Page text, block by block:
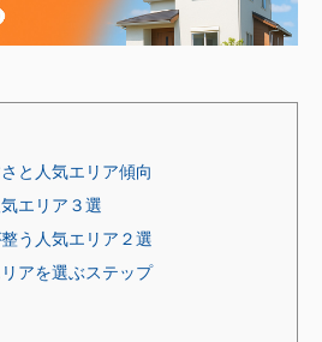
と人気エリア傾向
エリア３選
う人気エリア２選
アを選ぶステップ